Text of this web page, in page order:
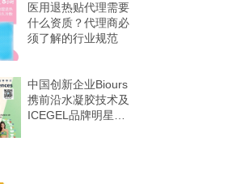
医用退热贴代理需要
什么资质？代理商必
须了解的行业规范
中国创新企业Biours
携前沿水凝胶技术及
ICEGEL品牌明星产